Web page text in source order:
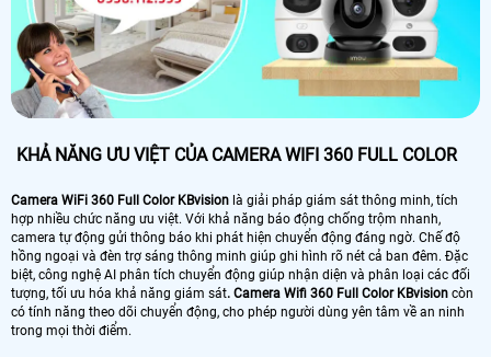
KHẢ NĂNG ƯU VIỆT CỦA CAMERA WIFI 360 FULL COLOR
Camera WiFi 360 Full Color KBvision là giải pháp giám sát thông minh, tích
hợp nhiều chức năng ưu việt. Với khả năng báo động chống trộm nhanh,
camera tự động gửi thông báo khi phát hiện chuyển động đáng ngờ. Chế độ
hồng ngoại và đèn trợ sáng thông minh giúp ghi hình rõ nét cả ban đêm. Đặc
biệt, công nghệ AI phân tích chuyển động giúp nhận diện và phân loại các đối
tượng, tối ưu hóa khả năng giám sát. Camera Wifi 360 Full Color KBvision còn
có tính năng theo dõi chuyển động, cho phép người dùng yên tâm về an ninh
trong mọi thời điểm.